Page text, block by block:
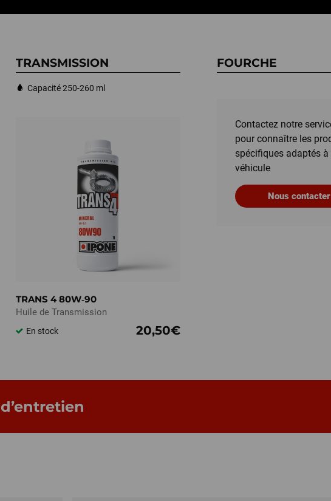
TRANSMISSION
Capacité 250-260 ml
TRANS 4 80W‑90
Huile de Transmission
En stock 20,50€
FOURCHE
Contactez notre
pour connaître les
spécifiques adaptés à
véhicule
Nous contacter